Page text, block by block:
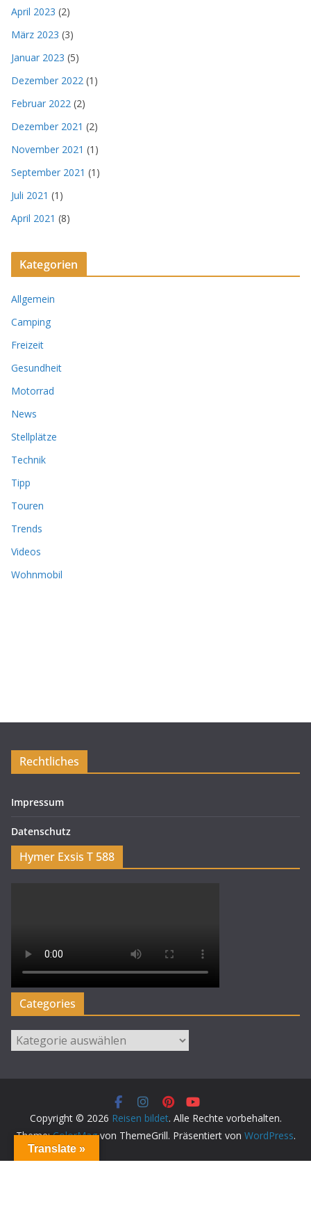
April 2023 (2)
März 2023 (3)
Januar 2023 (5)
Dezember 2022 (1)
Februar 2022 (2)
Dezember 2021 (2)
November 2021 (1)
September 2021 (1)
Juli 2021 (1)
April 2021 (8)
Kategorien
Allgemein
Camping
Freizeit
Gesundheit
Motorrad
News
Stellplätze
Technik
Tipp
Touren
Trends
Videos
Wohnmobil
Rechtliches
Impressum
Datenschutz
Hymer Exsis T 588
Categories
Categories
Copyright © 2026 Reisen bildet. Alle Rechte vorbehalten.
Theme:ColorMagvon ThemeGrill. Präsentiert von WordPress.
Translate »